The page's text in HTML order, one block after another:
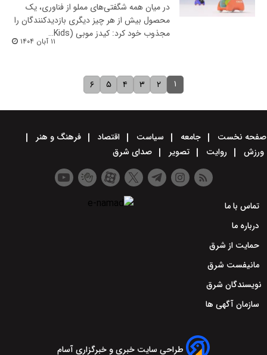
در میان همه شگفتی‌های مملو از فناوری، یک
محصول بیش از هر چیز دیگری بازدیدکنندگان را
مجذوب خود کرد: کیدز موبی (Kids…
۱۱ آبان ۱۴۰۴
۱ ۲ ۳ ۴ ۵ ۶
صفحه نخست جامعه سیاست اقتصاد
فرهنگ و هنر
ورزش
روایت تصویر صدای شرق
تماس با ما
درباره ما
حمایت از شرق
مانیفست شرق
نویسندگان شرق
سازمان آگهی ها
طراحی سایت خبری و خبرگزاری آسام